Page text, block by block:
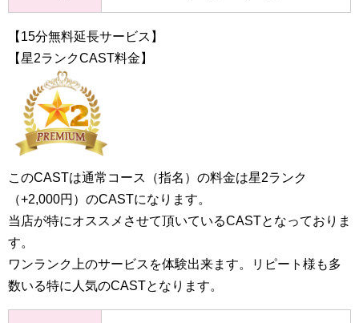
【15分無料延長サービス】
【星2ランクCAST料金】
このCASTは通常コース（指名）の料金は星2ランク
（+2,000円）のCASTになります。
当店が特にオススメさせて頂いているCASTとなっておりま
す。
ワンランク上のサービスを体験出来ます。リピート様も多
数いる特に人気のCASTとなります。